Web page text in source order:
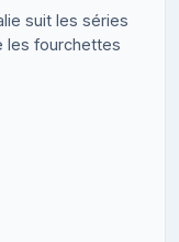
suit les séries
les fourchettes